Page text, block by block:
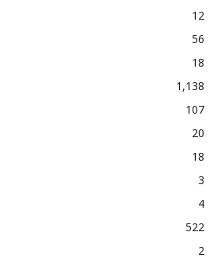
12
56
18
1,138
107
20
18
3
4
522
2